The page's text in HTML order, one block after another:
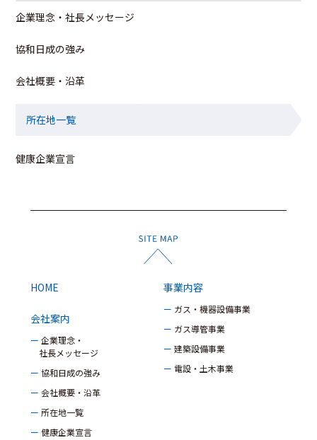
企業理念・社長メッセージ
協和日成の強み
会社概要・沿革
所在地一覧
健康企業宣言
HOME
会社案内
ー 企業理念・
社長メッセージ
ー 協和日成の強み
ー 会社概要・沿革
ー 所在地一覧
ー 健康企業宣言
事業内容
ー ガス・機器設備事業
ー ガス導管事業
ー 建築設備事業
ー 電設・土木事業